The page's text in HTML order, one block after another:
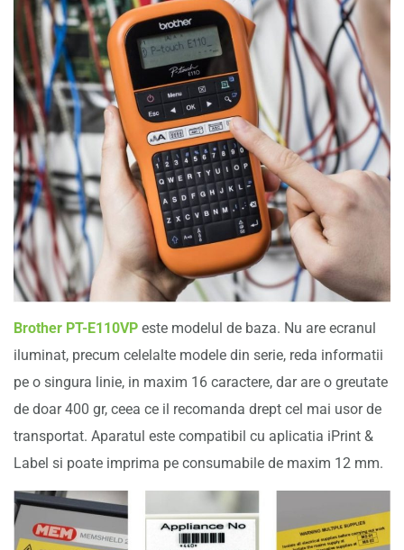
Brother PT-E110VP este modelul de baza. Nu are ecranul
iluminat, precum celelalte modele din serie, reda informatii
pe o singura linie, in maxim 16 caractere, dar are o greutate
de doar 400 gr, ceea ce il recomanda drept cel mai usor de
transportat. Aparatul este compatibil cu aplicatia iPrint &
Label si poate imprima pe consumabile de maxim 12 mm.